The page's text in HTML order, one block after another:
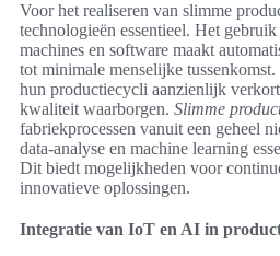
Voor het realiseren van slimme
technologieën essentieel. Het
machines en software maakt
tot minimale menselijke
hun productiecycli aanzienlijk
kwaliteit waarborgen. Slimme
fabriekprocessen vanuit een geheel
data-analyse en machine learning
Dit biedt mogelijkheden voor
innovatieve oplossingen.
Integratie van IoT en AI in